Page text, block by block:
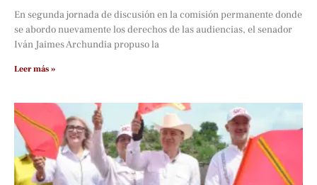
En segunda jornada de discusión en la comisión permanente donde
se abordo nuevamente los derechos de las audiencias, el senador
Iván Jaimes Archundia propuso la
Leer más »